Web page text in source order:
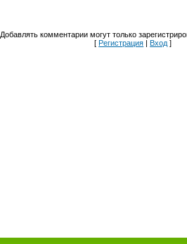
Добавлять комментарии могут только
[Регистрация |Вход ]